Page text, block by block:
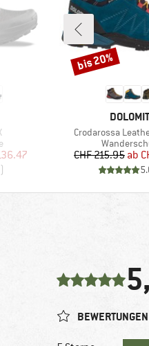
Preis
)
MARKE
Artikel
Crodarossa
CHF 215.95 ab
Rabatt
bis 20%
BEWERTUNGEN